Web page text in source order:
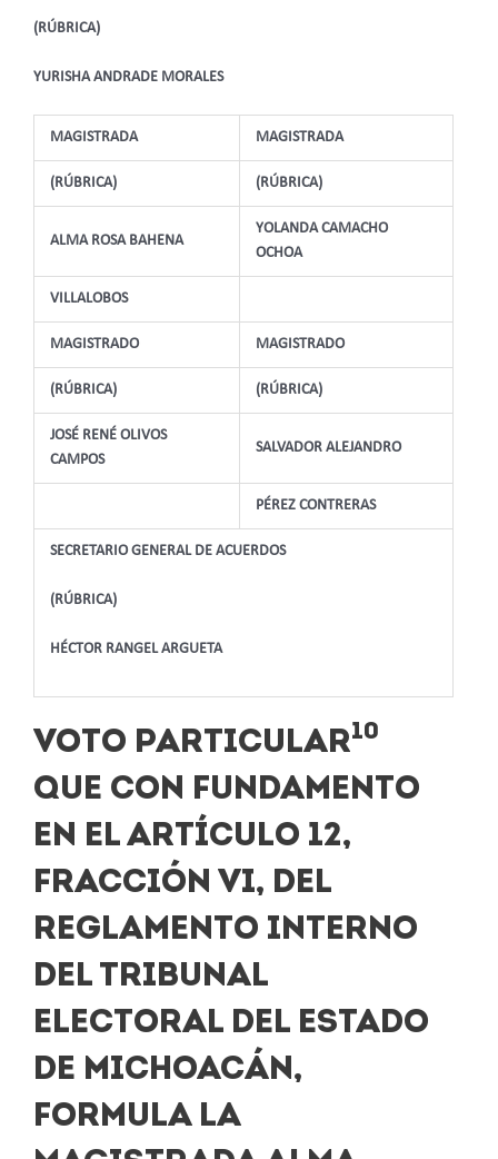
(RÚBRICA)
YURISHA ANDRADE MORALES
MAGISTRADA MAGISTRADA
(RÚBRICA) (RÚBRICA)
ALMA ROSA BAHENA
YOLANDA CAMACHO
OCHOA
VILLALOBOS
MAGISTRADO MAGISTRADO
(RÚBRICA) (RÚBRICA)
JOSÉ RENÉ OLIVOS
CAMPOS
SALVADOR ALEJANDRO
PÉREZ CONTRERAS
SECRETARIO GENERAL DE ACUERDOS
(RÚBRICA)
HÉCTOR RANGEL ARGUETA
VOTO PARTICULAR10
QUE CON FUNDAMENTO
EN EL ARTÍCULO 12,
FRACCIÓN VI, DEL
REGLAMENTO INTERNO
DEL TRIBUNAL
ELECTORAL DEL ESTADO
DE MICHOACÁN,
FORMULA LA